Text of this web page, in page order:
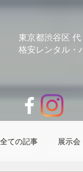
東京都渋谷区
格安レンタル・
全ての記事 展示会